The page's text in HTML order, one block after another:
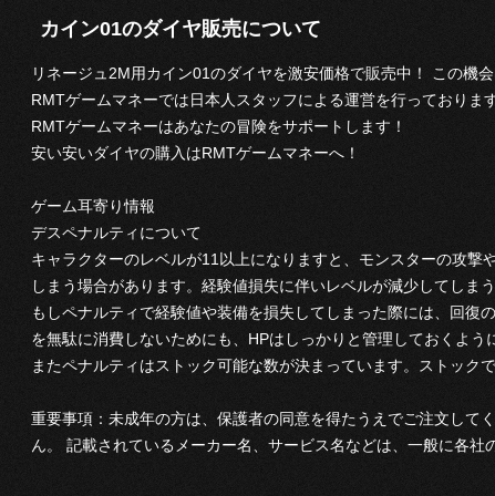
カイン01のダイヤ販売について
リネージュ2M用カイン01のダイヤを激安価格で販売中！ この機
RMTゲームマネーでは日本人スタッフによる運営を行っておりま
RMTゲームマネーはあなたの冒険をサポートします！
安い安いダイヤの購入はRMTゲームマネーへ！
ゲーム耳寄り情報
デスペナルティについて
キャラクターのレベルが11以上になりますと、モンスターの攻
しまう場合があります。経験値損失に伴いレベルが減少してしま
もしペナルティで経験値や装備を損失してしまった際には、回
を無駄に消費しないためにも、HPはしっかりと管理しておくよ
またペナルティはストック可能な数が決まっています。ストック
重要事項：未成年の方は、保護者の同意を得たうえでご注文して
ん。 記載されているメーカー名、サービス名などは、一般に各